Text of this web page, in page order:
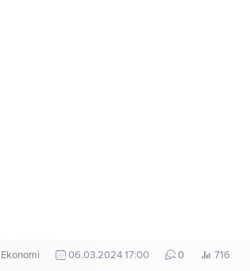
Ekonomi 06.03.2024 17:00 0 716